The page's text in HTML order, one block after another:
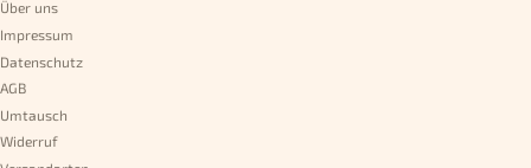
Über uns
Impressum
Datenschutz
AGB
Umtausch
Widerruf